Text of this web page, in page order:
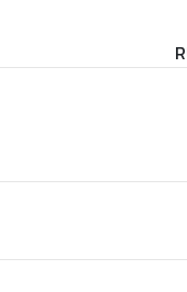
รเปรียบเทียบและระ
ธรรมเนียมหรือค่าใช้จ่